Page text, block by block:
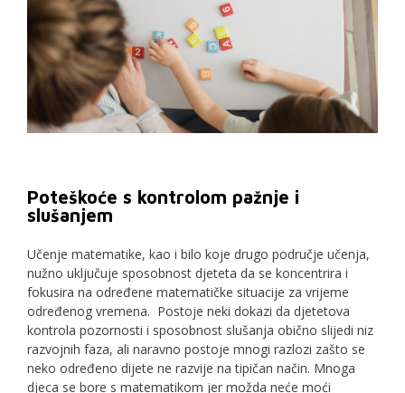
Poteškoće s kontrolom pažnje i
slušanjem
Učenje matematike, kao i bilo koje drugo područje učenja,
nužno uključuje sposobnost djeteta da se koncentrira i
fokusira na određene matematičke situacije za vrijeme
određenog vremena. Postoje neki dokazi da djetetova
kontrola pozornosti i sposobnost slušanja obično slijedi niz
razvojnih faza, ali naravno postoje mnogi razlozi zašto se
neko određeno dijete ne razvije na tipičan način. Mnoga
djeca se bore s matematikom jer možda neće moći